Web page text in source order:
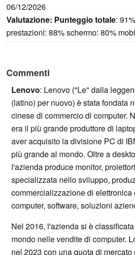
06/12/2026
Valutazione: Punteggio totale:
prestazioni: 88% schermo: 80%
Commenti
Lenovo: Lenovo ("Le" dalla
(latino) per nuovo) è stata fondata
cinese di commercio di computer.
era il più grande produttore di
aver acquisito la divisione PC di
più grande al mondo. Oltre a
l'azienda produce monitor,
specializzata nello sviluppo,
commercializzazione di
computer, software, soluzioni
Nel 2016, l'azienda si è
mondo nelle vendite di computer.
nel 2023 con una quota di